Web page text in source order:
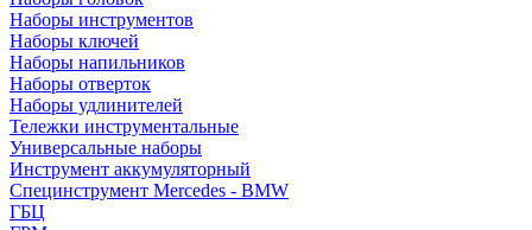
Наборы инструментов
Наборы ключей
Наборы напильников
Наборы отверток
Наборы удлинителей
Тележки инструментальные
Универсальные наборы
Инструмент аккумуляторный
Специнструмент Mercedes - BMW
ГБЦ